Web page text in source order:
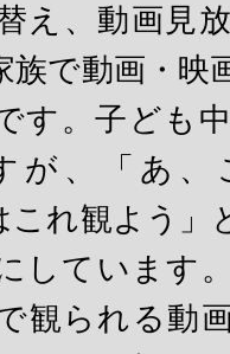
え、動画見
族で動画・映
す。子ども
が、「あ、
これ観よう」
しています
観られる動